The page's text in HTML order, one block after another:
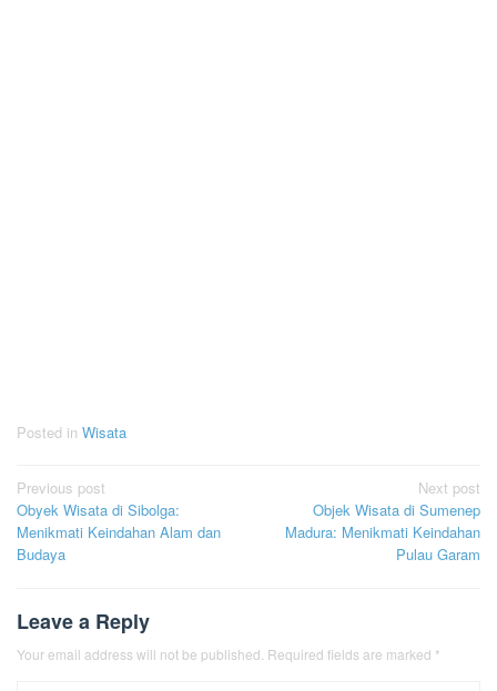
Posted in Wisata
Post
navigation
Previous post
Obyek Wisata di Sibolga:
Menikmati Keindahan Alam dan
Budaya
Next post
Objek Wisata di Sumenep
Madura: Menikmati Keindahan
Pulau Garam
Leave a Reply
Your email address will not be published. Required fields are marked *